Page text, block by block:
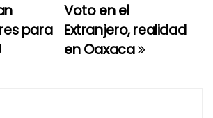
Voto en el
Extranjero, realidad
en Oaxaca
para